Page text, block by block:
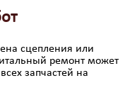
сцепления или
ремонт может
запчастей на